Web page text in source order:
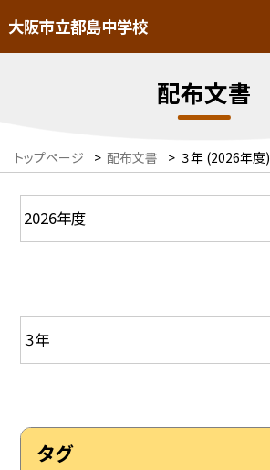
大阪市立都島中学校
配布文書
トップページ > 配布文書 > ３年 (2026年度)
タグ